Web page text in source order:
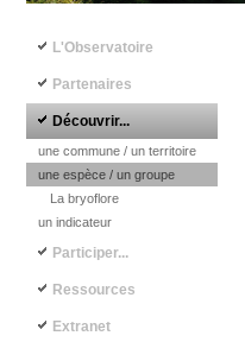
Navigation principale
L'Observatoire
Partenaires
Découvrir...
une commune / un territoire
une espèce / un groupe
La bryoflore
un indicateur
Participer...
Ressources
Extranet